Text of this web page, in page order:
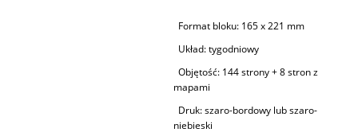
Format bloku: 165 x 221 mm
Układ:tygodniowy
Objętość: 144 strony + 8 stron z
mapami
Druk:szaro-bordowy lub szaro-
niebieski